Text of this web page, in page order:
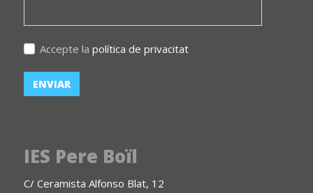
Accepte la política de privacitat
IES Pere Boïl
C/ Ceramista Alfonso Blat, 12